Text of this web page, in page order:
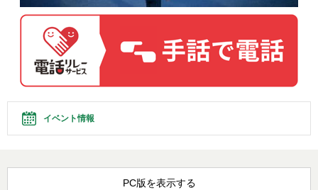
イベント情報
PC版を表示する